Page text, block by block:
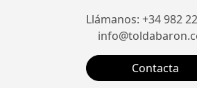
Llámanos: +34 982
Contacta